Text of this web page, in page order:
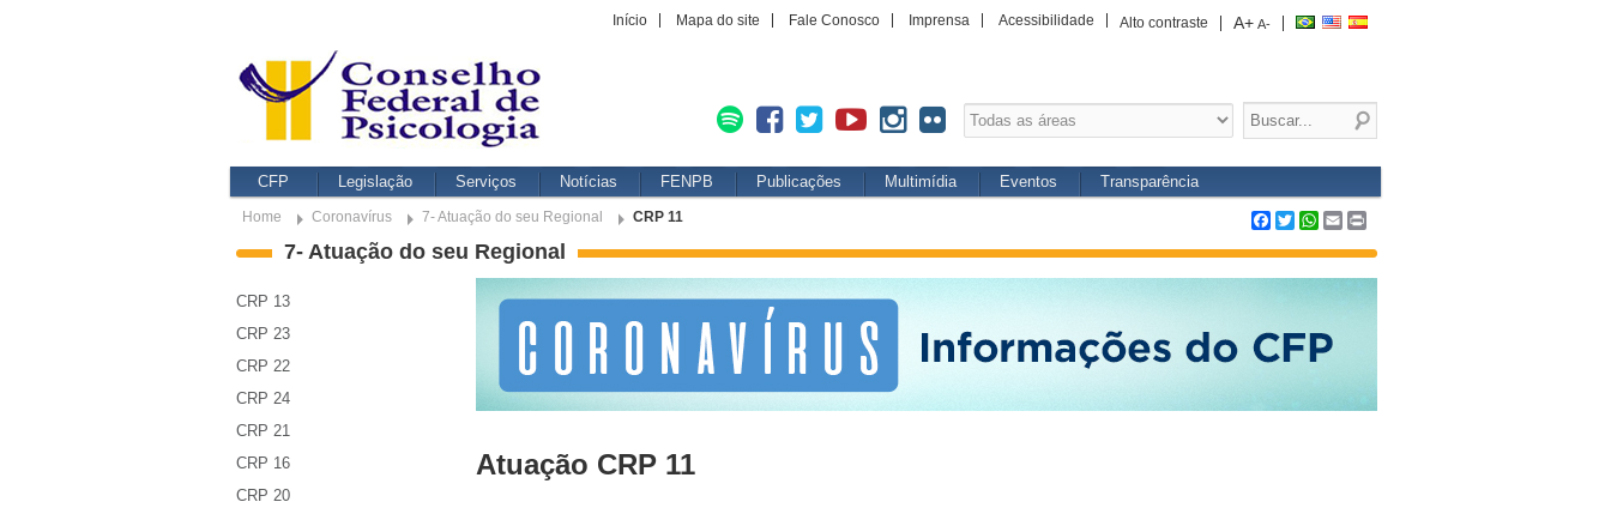
A+ A-
Alto contraste
Início Mapa do site Fale Conosco Imprensa Acessibilidade
CFP Legislação Serviços Notícias FENPB Publicações Multimídia Eventos Transparência
Home Coronavírus 7- Atuação do seu Regional CRP 11 Facebook
TwitterWhatsApp
Email
7- Atuação do seu Regional
CRP 13
CRP 23
CRP 22
CRP 24
CRP 21
CRP 16
CRP 20
Atuação CRP 11